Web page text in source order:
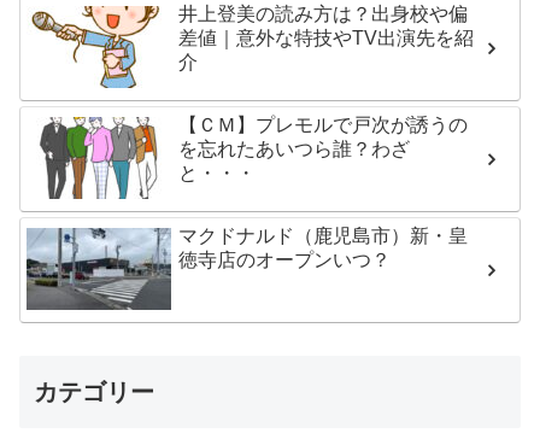
井上登美の読み方は？出身校や偏
差値｜意外な特技やTV出演先を紹
介
【ＣＭ】プレモルで戸次が誘うの
を忘れたあいつら誰？わざ
と・・・
マクドナルド（鹿児島市）新・皇
徳寺店のオープンいつ？
カテゴリー